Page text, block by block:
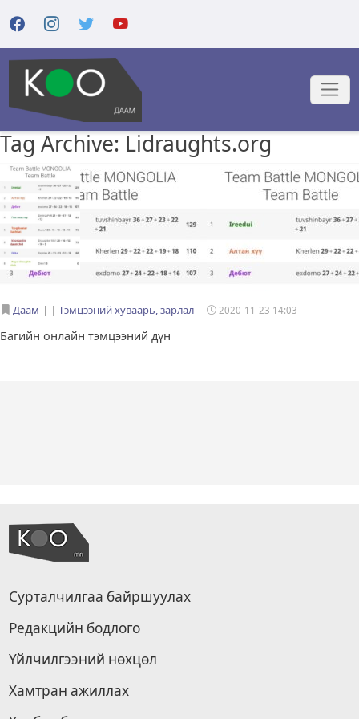
Tag Archive: Lidraughts.org
Даам | Тэмцээний хуваарь, зарлал 2020-11-23 14:03
Багийн онлайн тэмцээний дүн
Сурталчилгаа байршуулах
Редакцийн бодлого
Үйлчилгээний нөхцөл
Хамтран ажиллах